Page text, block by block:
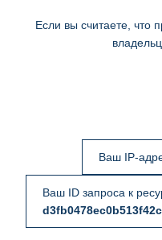
Если вы считаете, что
Ваш IP-
Ваш ID запроса к